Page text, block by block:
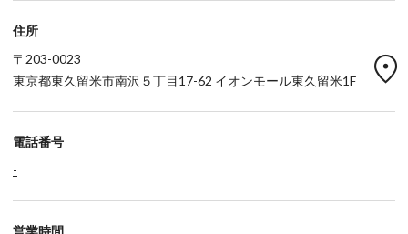
住所
〒203-0023
東京都東久留米市南沢５丁目17-62 イオンモール東久留米1F
location_on
電話番号
-
営業時間